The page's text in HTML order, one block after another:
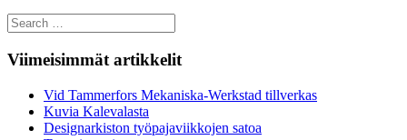
Search
for:
Viimeisimmät artikkelit
Vid Tammerfors Mekaniska-Werkstad tillverkas
Kuvia Kalevalasta
Designarkiston työpajaviikkojen satoa